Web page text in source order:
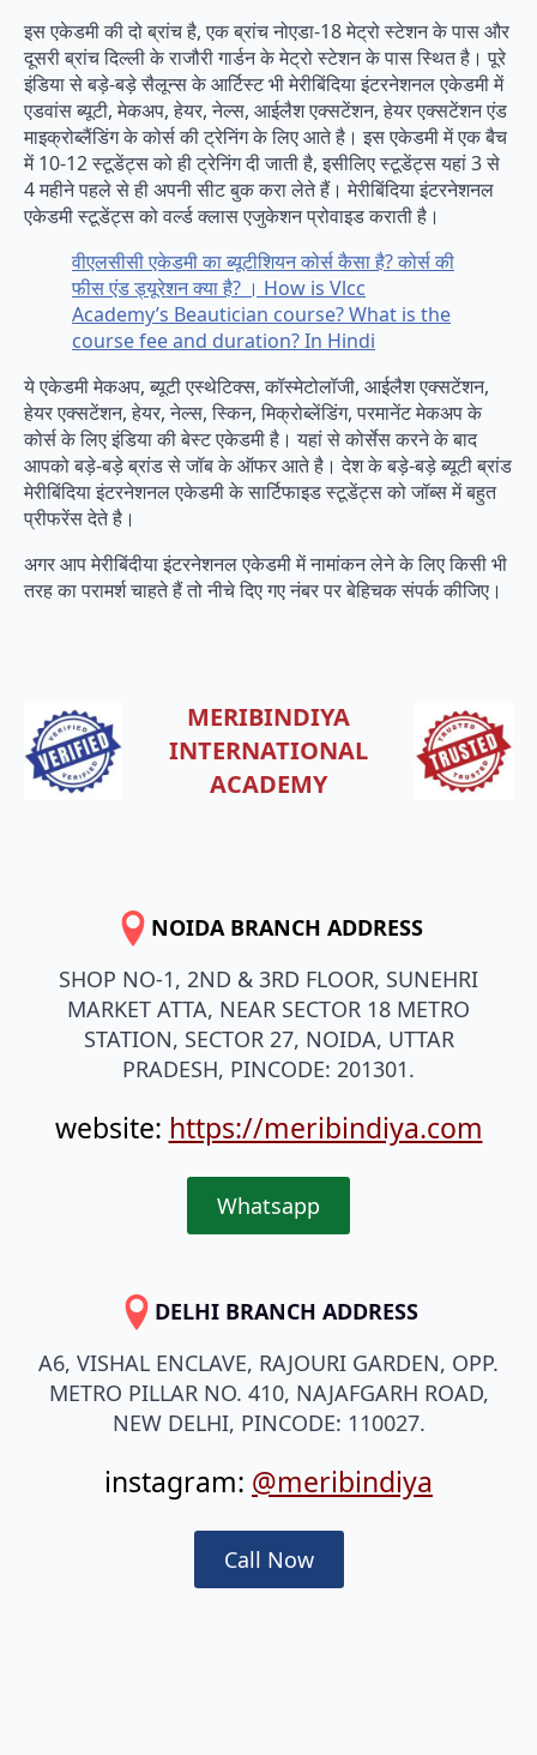
इस एकेडमी की दो ब्रांच है, एक ब्रांच नोएडा-18 मेट्रो स्टेशन के पास और
दूसरी ब्रांच दिल्ली के राजौरी गार्डन के मेट्रो स्टेशन के पास स्थित है। पूरे
इंडिया से बड़े-बड़े सैलून्स के आर्टिस्ट भी मेरीबिंदिया इंटरनेशनल एकेडमी में
एडवांस ब्यूटी, मेकअप, हेयर, नेल्स, आईलैश एक्सटेंशन, हेयर एक्सटेंशन एंड
माइक्रोब्लैंडिंग के कोर्स की ट्रेनिंग के लिए आते है। इस एकेडमी में एक बैच
में 10-12 स्टूडेंट्स को ही ट्रेनिंग दी जाती है, इसीलिए स्टूडेंट्स यहां 3 से
4 महीने पहले से ही अपनी सीट बुक करा लेते हैं। मेरीबिंदिया इंटरनेशनल
एकेडमी स्टूडेंट्स को वर्ल्ड क्लास एजुकेशन प्रोवाइड कराती है।
वीएलसीसी एकेडमी का ब्यूटीशियन कोर्स कैसा है? कोर्स की
फीस एंड ड्यूरेशन क्या है? । How is Vlcc
Academy’s Beautician course? What is the
course fee and duration? In Hindi
ये एकेडमी मेकअप, ब्यूटी एस्थेटिक्स, कॉस्मेटोलॉजी, आईलैश एक्सटेंशन,
हेयर एक्सटेंशन, हेयर, नेल्स, स्किन, मिक्रोब्लेंडिंग, परमानेंट मेकअप के
कोर्स के लिए इंडिया की बेस्ट एकेडमी है। यहां से कोर्सेस करने के बाद
आपको बड़े-बड़े ब्रांड से जॉब के ऑफर आते है। देश के बड़े-बड़े ब्यूटी ब्रांड
मेरीबिंदिया इंटरनेशनल एकेडमी के सार्टिफाइड स्टूडेंट्स को जॉब्स में बहुत
प्रीफरेंस देते है।
अगर आप मेरीबिंदीया इंटरनेशनल एकेडमी में नामांकन लेने के लिए किसी भी
तरह का परामर्श चाहते हैं तो नीचे दिए गए नंबर पर बेहिचक संपर्क कीजिए।
MERIBINDIYA
INTERNATIONAL
ACADEMY
NOIDA BRANCH ADDRESS
SHOP NO-1, 2ND & 3RD FLOOR, SUNEHRI
MARKET ATTA, NEAR SECTOR 18 METRO
STATION, SECTOR 27, NOIDA, UTTAR
PRADESH, PINCODE: 201301.
website: https://meribindiya.com
Whatsapp
DELHI BRANCH ADDRESS
A6, VISHAL ENCLAVE, RAJOURI GARDEN, OPP.
METRO PILLAR NO. 410, NAJAFGARH ROAD,
NEW DELHI, PINCODE: 110027.
instagram: @meribindiya
Call Now